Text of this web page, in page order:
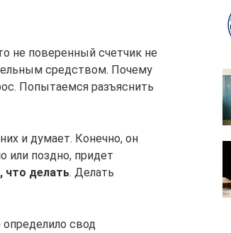
не поверенный счетчик не
средством. Почему
Попытаемся разъяснить
и думает. Конечно, он
или поздно, придет
что делать. Делать
свод